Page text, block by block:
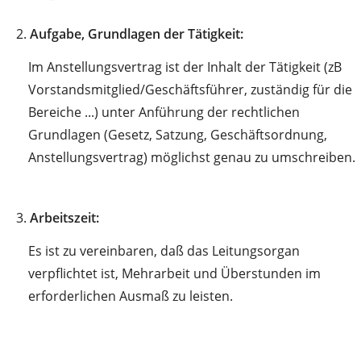
2. Aufgabe, Grundlagen der Tätigkeit:
Im Anstellungsvertrag ist der Inhalt der Tätigkeit (zB
Vorstandsmitglied/Geschäftsführer, zuständig für die
Bereiche ...) unter Anführung der rechtlichen
Grundlagen (Gesetz, Satzung, Geschäftsordnung,
Anstellungsvertrag) möglichst genau zu umschreiben.
3. Arbeitszeit:
Es ist zu vereinbaren, daß das Leitungsorgan
verpflichtet ist, Mehrarbeit und Überstunden im
erforderlichen Ausmaß zu leisten.